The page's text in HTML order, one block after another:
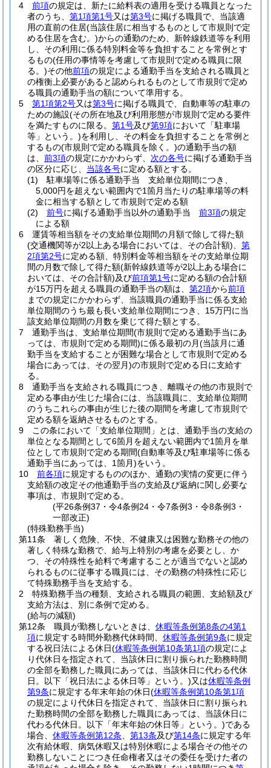
4
前項の規定は、新たに給料表の適用を受ける職員となった
者のうち、 第1項第1号又は第3号に掲げる職員で、当該適
用の直前の住居(当該住居に相当するものとして市規則で定
める住居を含む。)からの通勤のため、新幹線鉄道等を利用
し、その利用に係る特別料金等を負担することを常例とす
るもの(任用の事情等を考慮して市規則で定める職員に限
る。)その他前項の規定による通勤手当を支給される職員と
の権衡上必要があると認められるものとして市規則で定め
る職員の通勤手当の額について準用する。
5
第1項第2号又は第3号に掲げる職員で、自動車等の駐車の
ための施設(その所在地及び利用形態が市規則で定める要件
を満たすものに限る。 第1号及び第9項において「駐車場
等」という。)を利用し、その料金を負担することを常例と
するもの(市規則で定める職員を除く。)の通勤手当の額
は、 前3項の規定にかかわらず、 次の各号に掲げる通勤手当
の区分に応じ、 当該各号に定める額とする。
(1)
駐車場等に係る通勤手当 支給単位期間につき、
5,000円を超えない範囲内で1箇月当たりの駐車場等の料
金に相当する額として市規則で定める額
(2)
前号に掲げる通勤手当以外の通勤手当 前3項の規定
による額
6
運賃等相当額をその支給単位期間の月額で除して得た額
(交通機関等が2以上ある場合においては、その合計額)
第
2項第2号に定める額、特別料金等相当額をその支給単位期
間の月数で除して得た額(新幹線鉄道等が2以上ある場合に
おいては、その合計額)及び前項第1号に定める額の合計額
が15万円を超える職員の通勤手当の額は、 第2項から前項
までの規定にかかわらず、当該職員の通勤手当に係る支給
単位期間のうち最も長い支給単位期間につき、15万円に当
該支給単位期間の月数を乗じて得た額とする。
7
通勤手当は、支給単位期間(市規則で定める通勤手当にあ
っては、市規則で定める期間)に係る最初の月(当該月に通
勤手当を支給することが困難な場合として市規則で定める
場合にあっては、その翌月)の市規則で定める日に支給す
る。
8
通勤手当を支給される職員につき、離職その他の市規則で
定める事由が生じた場合には、当該職員に、支給単位期間
のうちこれらの事由が生じた後の期間を考慮して市規則で
定める額を返納させるものとする。
9
この条において「支給単位期間」とは、通勤手当の支給の
単位となる期間として6箇月を超えない範囲内で1箇月を単
位として市規則で定める期間(自動車等及び駐車場等に係る
通勤手当にあっては、1箇月)をいう。
10
前各項に規定するもののほか、通勤の実情の変更に伴う
支給額の改定その他通勤手当の支給及び返納に関し必要な
事項は、市規則で定める。
(平26条例37・令4条例24・令7条例3・令8条例3・
一部改正)
(特殊勤務手当)
第11条
著しく危険、不快、不健康又は困難な勤務その他の
著しく特殊な勤務で、給与上特別の考慮を必要とし、か
つ、その特殊性を給料で考慮することが適当でないと認め
られるものに従事する職員には、その勤務の特殊性に応じ
て特殊勤務手当を支給する。
2
特殊勤務手当の種類、支給される職員の範囲、支給額及び
支給方法は、別に条例で定める。
(給与の減額)
第12条
職員が勤務しないときは、 休暇等条例第8条の4第1
項に規定する時間外勤務代休時間、 休暇等条例第9条に規定
する祝日法による休日(休暇等条例第10条第1項の規定によ
り代休日を指定されて、当該休日に割り振られた勤務時間
の全部を勤務した職員にあっては、当該休日に代わる代休
日。以下「祝日法による休日等」という。)又は休暇等条例
第9条に規定する年末年始の休日(休暇等条例第10条第1項
の規定により代休日を指定されて、当該休日に割り振られ
た勤務時間の全部を勤務した職員にあっては、当該休日に
代わる代休日。以下「年末年始の休日等」という。)である
場合、 休暇等条例第12条 第13条及び第14条に規定する年
次有給休暇、病気休暇又は特別休暇による場合その他その
勤務しないことにつき任命権者又はその委任を受けた者の